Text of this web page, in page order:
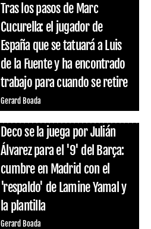
Tras los pasos de Marc
Cucurella: el jugador de
España que se tatuará a Luis
de la Fuente y ha encontrado
trabajo para cuando se retire
Gerard Boada
Deco se la juega por Julián
Álvarez para el '9' del Barça:
cumbre en Madrid con el
'respaldo' de Lamine Yamal y
la plantilla
Gerard Boada